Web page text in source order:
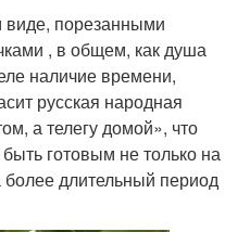
порезанными
, в общем, как душа
наличие времени,
русская народная
а телегу домой», что
готовым не только на
более длительный период